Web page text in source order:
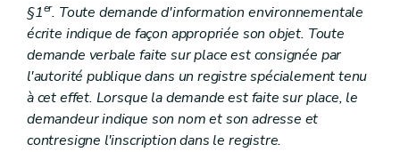
§1er. Toute demande d'information environnementale
écrite indique de façon appropriée son objet. Toute
demande verbale faite sur place est consignée par
l'autorité publique dans un registre spécialement tenu
à cet effet. Lorsque la demande est faite sur place, le
demandeur indique son nom et son adresse et
contresigne l'inscription dans le registre.